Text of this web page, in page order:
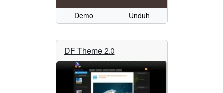
Demo Unduh
DF Theme 2.0